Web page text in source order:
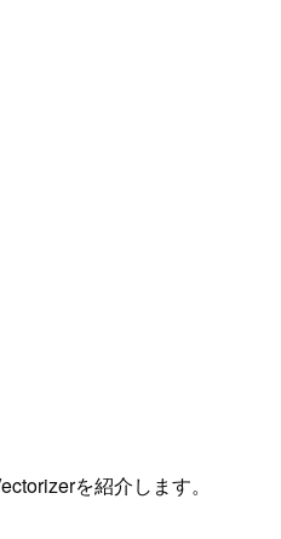
を紹介します。